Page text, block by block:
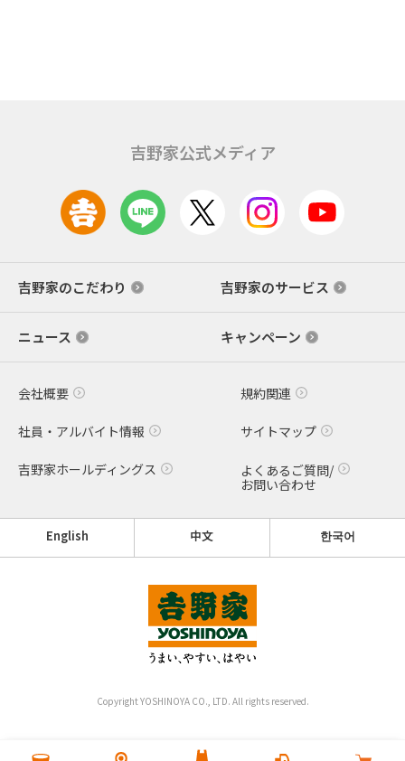
吉野家公式メディア
吉野家のこだわり 吉野家のサービス
ニュース キャンペーン
会社概要 規約関連
社員・アルバイト情報 サイトマップ
吉野家ホールディングス
よくあるご質問/
お問い合わせ
English 中文 한국어
Copyright YOSHINOYA CO., LTD. All rights reserved.